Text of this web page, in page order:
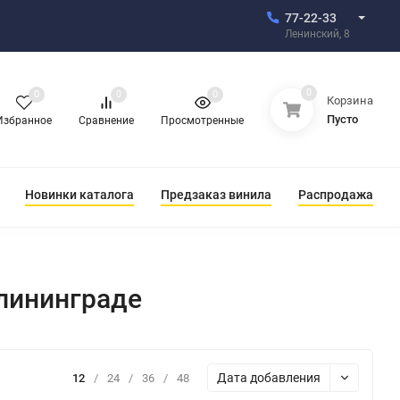
77-22-33
Ленинский, 8
0
Сравнение
0
Просмотренные
0 0
Корзина
Пусто
Новинки каталога Предзаказ винила Распродажа
12 / 24 / 36 / 48 Дата добавления